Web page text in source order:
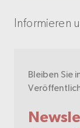
Informieren
Bleiben Sie